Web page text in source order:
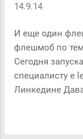
Проверка
пользователь
работе и умеет
практике,
навыков и
неминуема,
14.9.14
И еще один
флешмоб по
Сегодня
специалисту e
Линкедине
расти. Я когда